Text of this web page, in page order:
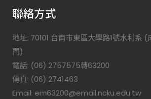
聯絡方式
地址: 70101 台南市東區大學路1號水利系
門)
電話: (06) 2757575轉63200
傳真: (06) 2741463
Email: em63200@email.ncku.edu.tw